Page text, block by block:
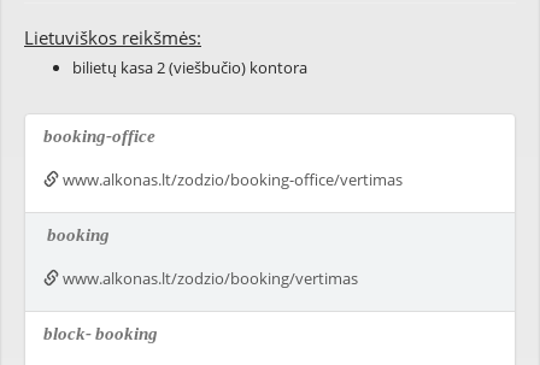
Lietuviškos reikšmės:
bilietų kasa 2 (viešbučio) kontora
booking-office
www.alkonas.lt/zodzio/booking-office/vertimas
booking
www.alkonas.lt/zodzio/booking/vertimas
block-booking